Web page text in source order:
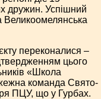
дружин. Успішний
Великоомелянська
переконалися –
цього
«Школа
команда Свято-
ПЦУ, що у Гурбах.